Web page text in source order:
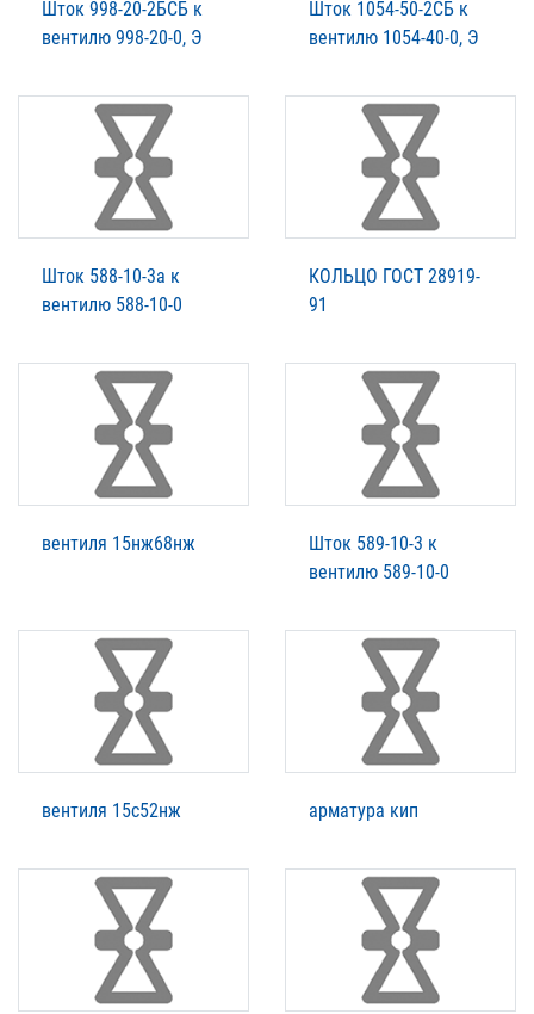
Шток 998-20-2БСБ к
вентилю 998-20-0, Э
Шток 1054-50-2СБ к
вентилю 1054-40-0, Э
Шток 588-10-3а к
вентилю 588-10-0
КОЛЬЦО ГОСТ 28919-
91
вентиля 15нж68нж
Шток 589-10-3 к
вентилю 589-10-0
вентиля 15с52нж арматура кип